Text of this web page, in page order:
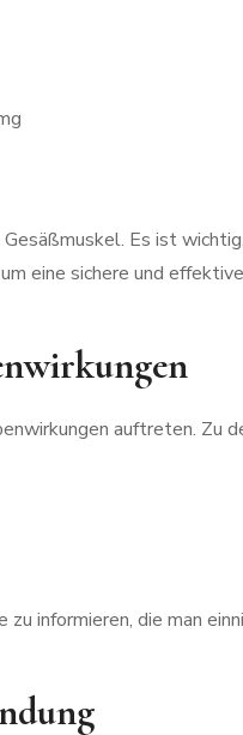
Es ist
eine sichere und
auftreten. Zu
informieren, die man